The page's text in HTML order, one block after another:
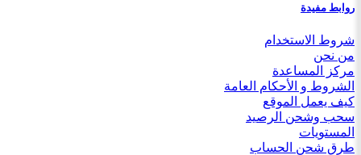
روابط مفيدة
شروط الاستخدام
من نحن
مركز المساعدة
الشروط و الأحكام العامة
كيف يعمل الموقع
سحب وشحن الرصيد
المستويات
طرق شحن الحساب